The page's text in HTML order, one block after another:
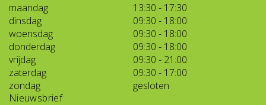
maandag
13:30 - 17:30
dinsdag
09:30 - 18:00
woensdag
09:30 - 18:00
donderdag
09:30 - 18:00
vrijdag
09:30 - 21:00
zaterdag
09:30 - 17:00
zondag
gesloten
Nieuwsbrief